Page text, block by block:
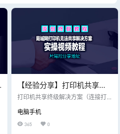
【经验分享】打印机共享终
级解决方案（连接打印机的
高级版本）
打印机共享终级解决方案（连接打
高级版本）： 一、首先设置好网络
共享中心： 【控制面板】（查看方
电脑手机
365 0